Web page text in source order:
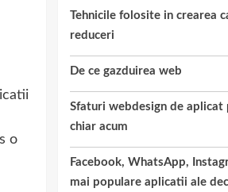
o
Tehnicile folosite in crearea
reduceri
De ce gazduirea web
Sfaturi webdesign de aplicat
chiar acum
Facebook, WhatsApp,
mai populare aplicatii ale